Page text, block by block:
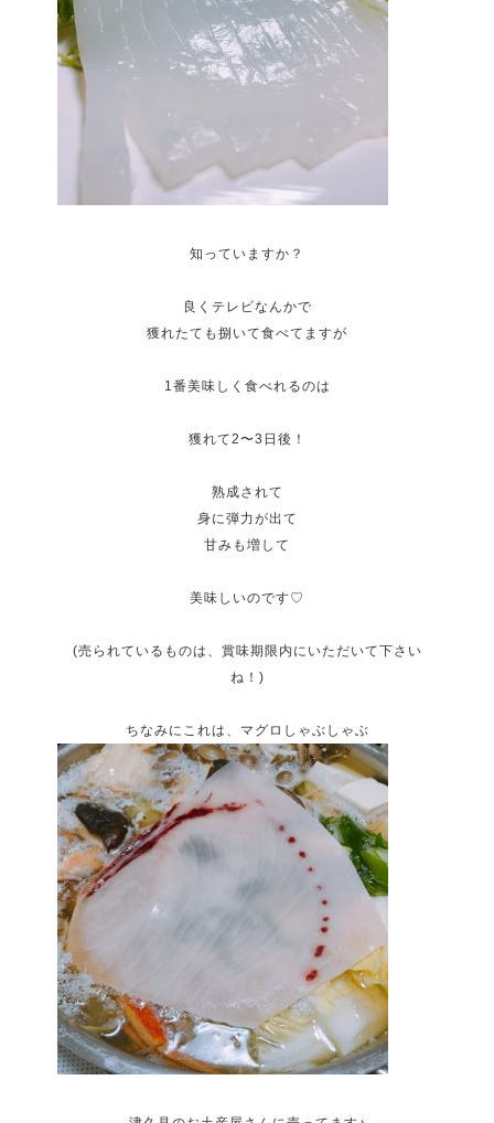
知っていますか？
良くテレビなんかで
獲れたても捌いて食べてますが
1番美味しく食べれるのは
獲れて2〜3日後！
熟成されて
身に弾力が出て
甘みも増して
美味しいのです♡
(売られているものは、賞味期限内にいただいて下さい
ね！)
ちなみにこれは、マグロしゃぶしゃぶ